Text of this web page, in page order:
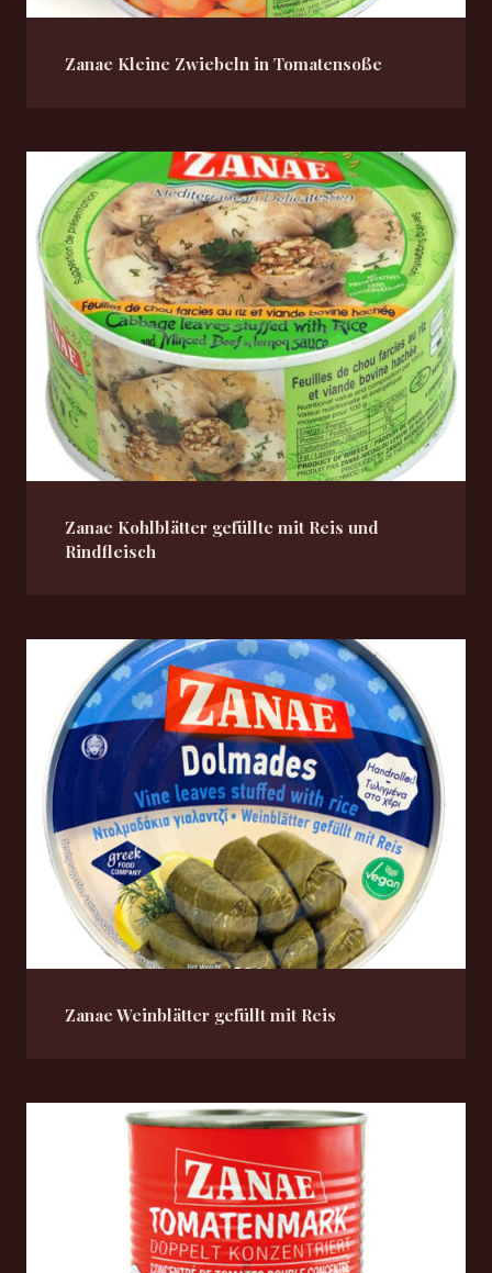
Zanae Kleine Zwiebeln in Tomatensoße
Zanae Kohlblätter gefüllte mit Reis und
Rindfleisch
Zanae Weinblätter gefüllt mit Reis